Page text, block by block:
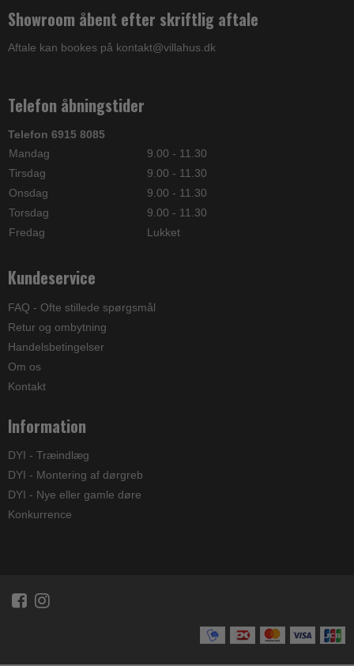
Showroom åbent efter skriftlig aftale
Aftale kan bookes på kontakt@villahus.dk
Telefon åbningstider
Telefon 6915 8085
Mandag
9.00 - 11.30
Tirsdag
9.00 - 11.30
Onsdag
9.00 - 11.30
Torsdag
9.00 - 11.30
Fredag
Lukket
Kundeservice
FAQ - Ofte stillede spørgsmål
Retur og ombytning
Handelsbetingelser
Om os
Kontakt
Information
DYI - Træindlæg
DYI - Montering af dørgreb
DYI - Nye eller gamle døre
Konkurrence